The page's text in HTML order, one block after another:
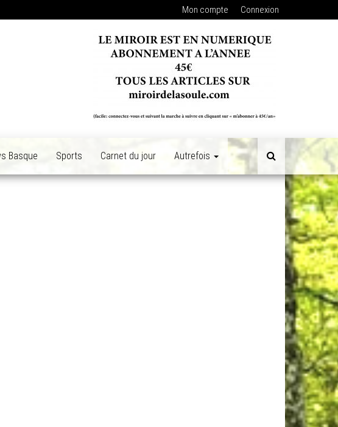
Mon compte Connexion
Basque Sports Carnet du jour Autrefois